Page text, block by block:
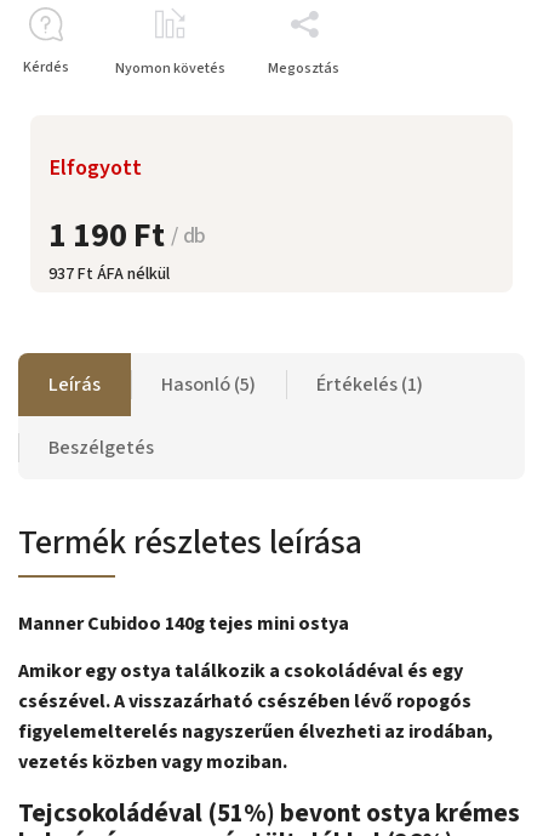
1 190 Ft/ db
937 Ft ÁFA nélkül
Elfogyott
Kérdés Nyomon követés Megosztás
Leírás Hasonló (5) Értékelés (1)
Beszélgetés
Termék részletes leírása
Manner Cubidoo 140g tejes mini ostya
Amikor egy ostya találkozik a csokoládéval és egy
csészével. A visszazárható csészében lévő ropogós
figyelemelterelés nagyszerűen élvezheti az irodában,
vezetés közben vagy moziban.
Tejcsokoládéval (51%) bevont ostya krémes